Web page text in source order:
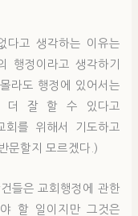
다고 생각하는 이유는
행정이라고 생각하기
라도 행정에 있어서는
더 잘 할 수 있다고
회를 위해서 기도하고
문할지 모르겠다.)
들은 교회행정에 관한
할 일이지만 그것은